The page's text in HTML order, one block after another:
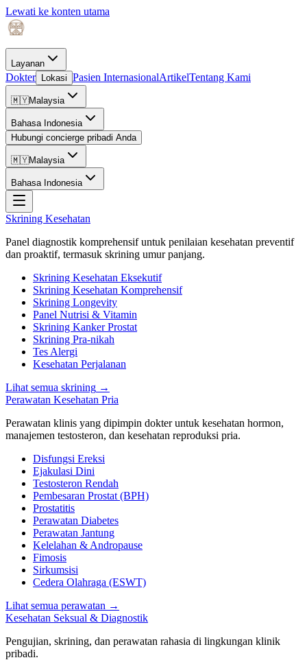
Lewati ke konten utama
Layanan
Dokter Lokasi Pasien InternasionalArtikelTentang Kami
🇲🇾Malaysia
Bahasa Indonesia
Hubungi concierge pribadi Anda
🇲🇾Malaysia
Bahasa Indonesia
Skrining Kesehatan
Panel diagnostik komprehensif untuk penilaian kesehatan preventif
dan proaktif, termasuk skrining umur panjang.
Skrining Kesehatan Eksekutif
Skrining Kesehatan Komprehensif
Skrining Longevity
Panel Nutrisi & Vitamin
Skrining Kanker Prostat
Skrining Pra-nikah
Tes Alergi
Kesehatan Perjalanan
Lihat semua skrining →
Perawatan Kesehatan Pria
Perawatan klinis yang dipimpin dokter untuk kesehatan hormon,
manajemen testosteron, dan kesehatan reproduksi pria.
Disfungsi Ereksi
Ejakulasi Dini
Testosteron Rendah
Pembesaran Prostat (BPH)
Prostatitis
Perawatan Diabetes
Perawatan Jantung
Kelelahan & Andropause
Fimosis
Sirkumsisi
Cedera Olahraga (ESWT)
Lihat semua perawatan →
Kesehatan Seksual & Diagnostik
Pengujian, skrining, dan perawatan rahasia di lingkungan klinik
pribadi.